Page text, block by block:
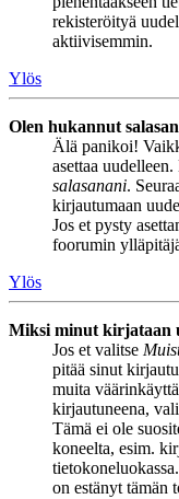
rekisteröityä
aktiivisemmin.
Ylös
Olen hukannut
Älä panikoi!
asettaa
salasanani.
kirjautumaan
Jos et pysty
foorumin
Ylös
Miksi minut kirjataan
Jos et valitse
pitää sinut
muita
kirjautuneena,
Tämä ei ole
koneelta, esim.
on estänyt tämän